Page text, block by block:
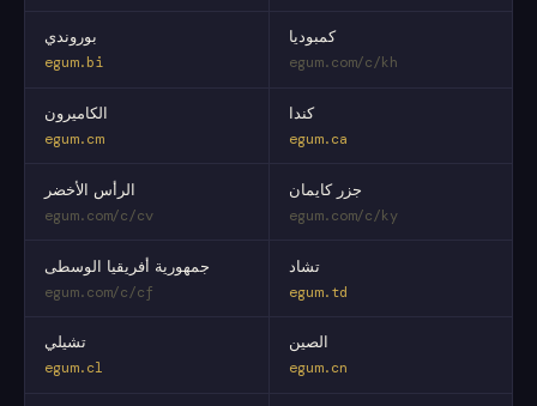
بوروندي
egum.bi
كمبوديا
egum.com/c/kh
الكاميرون
egum.cm
كندا
egum.ca
الرأس الأخضر
egum.com/c/cv
جزر كايمان
egum.com/c/ky
جمهورية أفريقيا الوسطى
egum.com/c/cf
تشاد
egum.td
تشيلي
egum.cl
الصين
egum.cn